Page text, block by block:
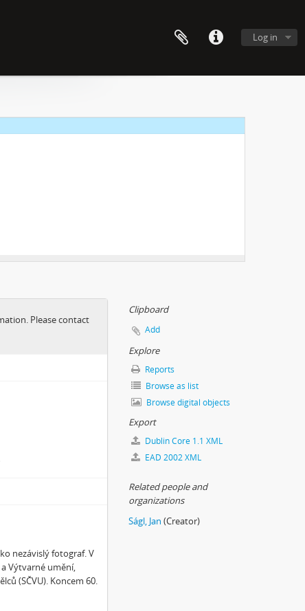
Log in
Please contact
nezávislý fotograf. V
Výtvarné umění,
(SČVU). Koncem 60.
Clipboard
Add
Explore
Reports
Browse as list
Browse digital objects
Export
Dublin Core 1.1 XML
EAD 2002 XML
Related people and
organizations
Ságl, Jan (Creator)